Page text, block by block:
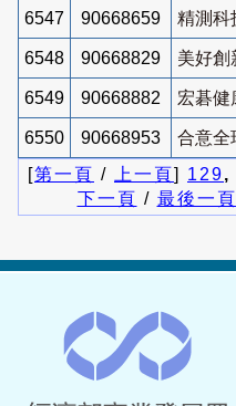
6547 90668659 精測科
6548 90668829 美好創
6549 90668882 宏碁健
6550 90668953
合意全
[第一頁 / 上一頁] 129,
下一頁 / 最後一頁